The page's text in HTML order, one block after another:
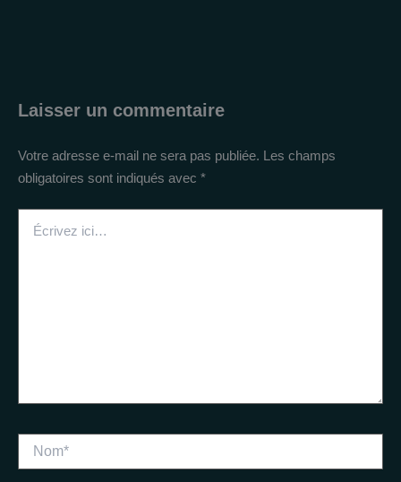
Laisser un commentaire
Votre adresse e-mail ne sera pas publiée. Les champs
obligatoires sont indiqués avec *
ici…